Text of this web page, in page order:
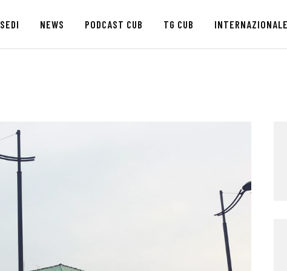
SEDI NEWS PODCAST CUB TG CUB
HOME
CHI SIAMO
PODCAST CUB
TG CUB
INTERNAZIONALE
RASSEGNA STAMPA